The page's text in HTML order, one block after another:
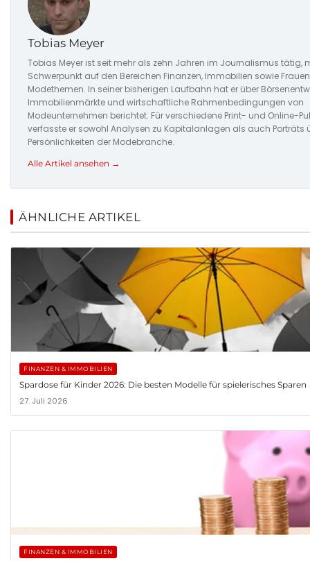
Tobias Meyer
Tobias Meyer ist seit mehr als zehn Jahren im Journalismus tätig,
Schwerpunkt auf den Bereichen Finanzen, Immobilien sowie
Modethemen. In seiner bisherigen Laufbahn hat er über
Immobilienmärkte und wirtschaftliche Rahmenbedingungen von
Modeunternehmen berichtet. Für verschiedene Print- und Online-
verfasste er sowohl Analysen zu Kapitalanlagen als auch Porträts
Persönlichkeiten der Modebranche.
Alle Artikel ansehen →
ÄHNLICHE ARTIKEL
FINANZEN & IMMOBILIEN
Spardose für Kinder 2026: Die besten Modelle für spielerisches Sparen
27. Juli 2026
FINANZEN & IMMOBILIEN